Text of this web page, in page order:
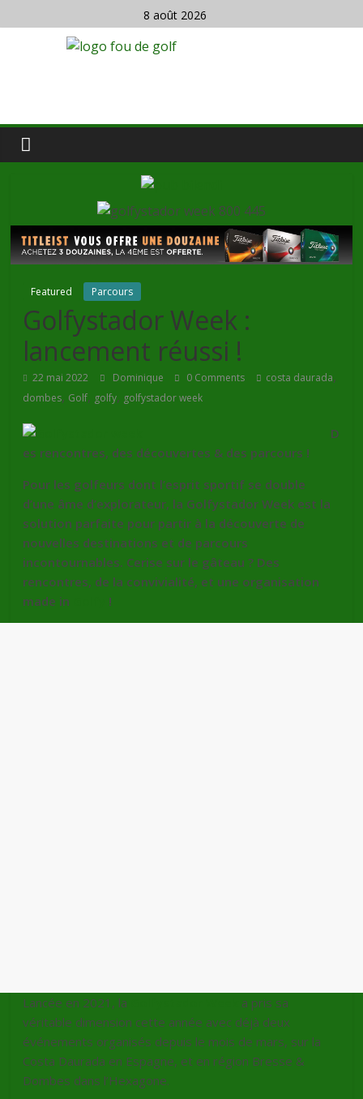
8 août 2026
Featured Parcours
Golfystador Week :
lancement réussi !
22 mai 2022 Dominique 0 Comments costa daurada,
dombes, Golf, golfy, golfystador week
D
es rencontres, des découvertes & des parcours !
Pour les golfeurs dont l’esprit sportif se double
d’une âme d’explorateur, la Golfystador Week est la
solution parfaite pour partir à la découverte de
nouvelles destinations et de parcours
incontournables. Cerise sur le gâteau ? Des
rencontres, de la convivialité, et une organisation
made in
!
Lancée en 2021, la
a pris sa
véritable dimension cette année avec déjà deux
événements organisés depuis le mois de mars, sur la
Costa Daurada en Espagne, et en région Bresse &
Dombes dans l’Hexagone.